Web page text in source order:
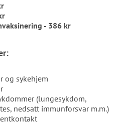
- 386 kr
og sykehjem
(lungesykdom,
nedsatt immunforsvar m.m.)